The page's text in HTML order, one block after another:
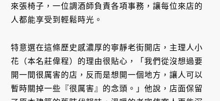
來張椅子，一位調酒師負責各項事務，讓每位來店的
人都能享受到輕鬆時光。
特意選在這條歷史感濃厚的寧靜老街開店，主理人小
花（本名莊偉程）的理由很貼心，「我們從沒想過要
開一間很厲害的店，反而是想開一個地方，讓人可以
暫時關掉一些『很厲害』的念頭。」他說，店面保留